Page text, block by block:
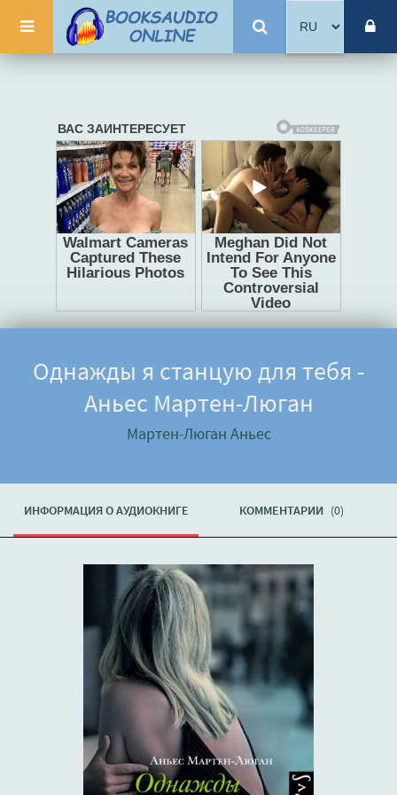
Однажды я станцую для тебя -
Аньес Мартен-Люган
Мартен-Люган Аньес
ИНФОРМАЦИЯ О АУДИОКНИГЕ КОММЕНТАРИИ (0)